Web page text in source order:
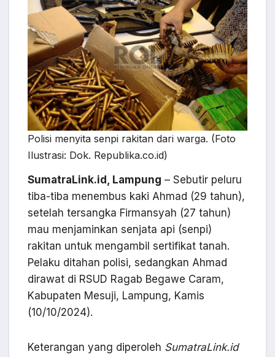
Polisi menyita senpi rakitan dari warga. (Foto
Ilustrasi: Dok. Republika.co.id)
SumatraLink.id, Lampung – Sebutir peluru
tiba-tiba menembus kaki Ahmad (29 tahun),
setelah tersangka Firmansyah (27 tahun)
mau menjaminkan senjata api (senpi)
rakitan untuk mengambil sertifikat tanah.
Pelaku ditahan polisi, sedangkan Ahmad
dirawat di RSUD Ragab Begawe Caram,
Kabupaten Mesuji, Lampung, Kamis
(10/10/2024).
Keterangan yang diperoleh SumatraLink.id